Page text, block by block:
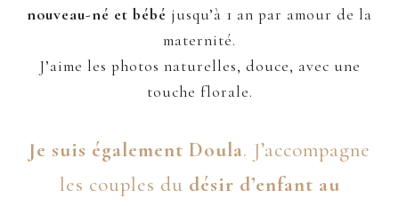
nouveau-né et bébé jusqu’à 1 an par amour de la
maternité.
J’aime les photos naturelles, douce, avec une
touche florale.
Je suis également Doula. J’accompagne
les couples du désir d’enfant au